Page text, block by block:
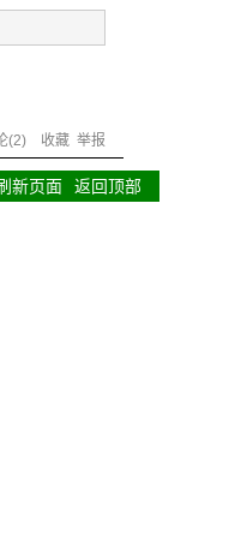
(2) 收藏 举报
新页面 返回顶部